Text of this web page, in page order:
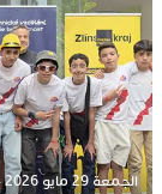
الجمعة 29 مايو 2026 - 12:38